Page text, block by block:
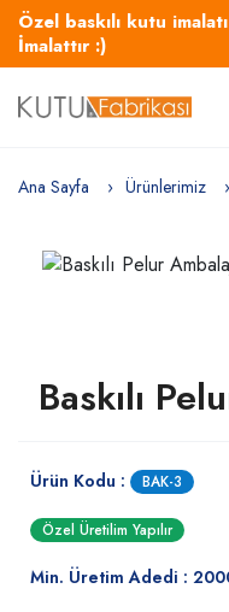
Özel baskılı kutu
İmalattır :)
Ana Sayfa Ürünlerimiz
Baskılı
Ürün Kodu : BAK-3
Özel Üretilim Yapılır
Min. Üretim Adedi :